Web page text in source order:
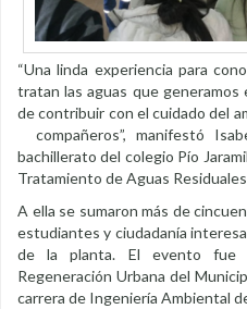
“Una linda experiencia para
tratan las aguas que
de contribuir con el cuidado del
compañeros”, manifestó
bachillerato del colegio Pío
Tratamiento de Aguas
A ella se sumaron más de
estudiantes y ciudadanía
de la planta. El evento fue
Regeneración Urbana del
carrera de Ingeniería Ambiental